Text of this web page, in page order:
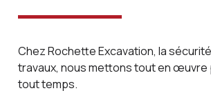
Chez Rochette Excavation, la
travaux, nous mettons tout en œuvre
tout temps.